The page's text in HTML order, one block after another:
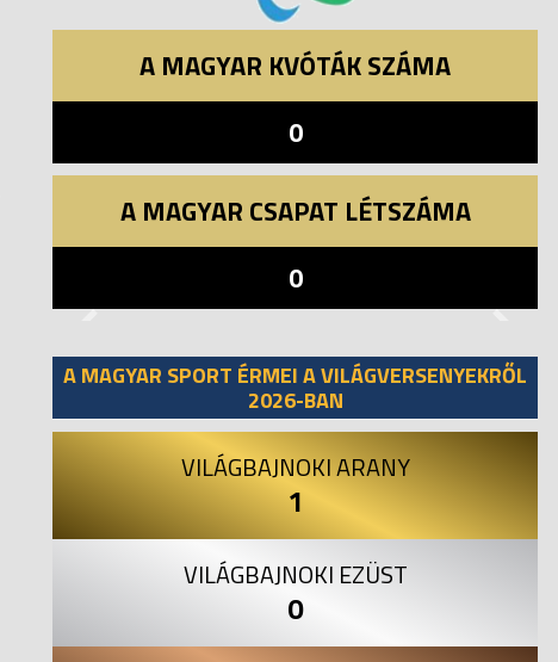
A MAGYAR KVÓTÁK SZÁMA
0
A MAGYAR CSAPAT LÉTSZÁMA
0
A MAGYAR SPORT ÉRMEI A VILÁGVERSENYEKRŐL
2026-BAN
VILÁGBAJNOKI ARANY
1
VILÁGBAJNOKI EZÜST
0